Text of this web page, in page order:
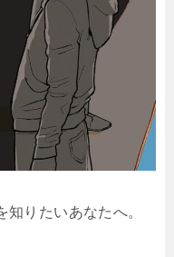
知りたいあなたへ。